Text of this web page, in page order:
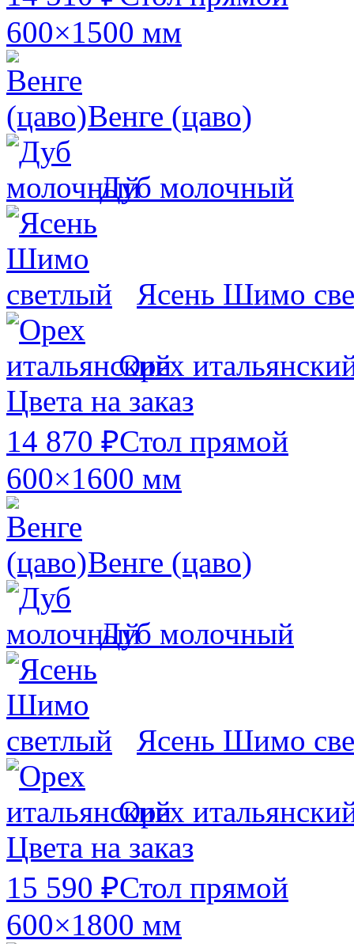
600×1500 мм
Венге (цаво)
Дуб молочный
Ясень Шимо
Орех
Цвета на заказ
14 870 ₽Стол прямой
600×1600 мм
Венге (цаво)
Дуб молочный
Ясень Шимо
Орех
Цвета на заказ
15 590 ₽Стол прямой
600×1800 мм